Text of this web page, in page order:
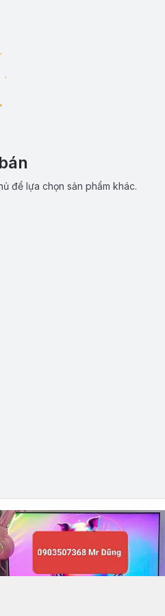
để lựa chọn sản phẩm khác.